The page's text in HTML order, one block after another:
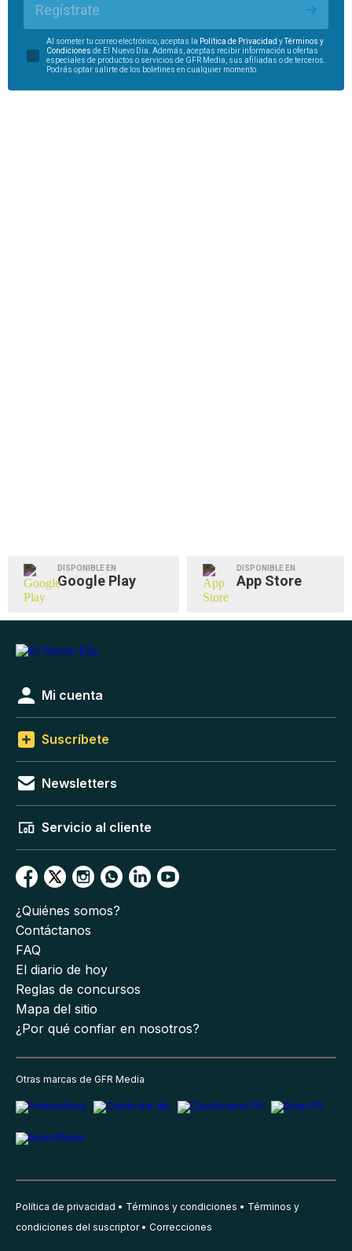
Regístrate
Al someter tu correo electrónico, aceptas la Política de Privacidad yTérminos y
Condiciones de El Nuevo Día. Además, aceptas recibir información u ofertas
especiales de productos o servicios de GFR Media, sus afiliadas o de terceros.
Podrás optar salirte de los boletines en cualquier momento.
DISPONIBLE EN
Google Play
DISPONIBLE EN
App Store
Mi cuenta
Suscríbete
Newsletters
Servicio al cliente
¿Quiénes somos?
Contáctanos
FAQ
El diario de hoy
Reglas de concursos
Mapa del sitio
¿Por qué confiar en nosotros?
Otras marcas de GFR Media
Política de privacidad Términos y condiciones
Términos y
condiciones del suscriptor
Correcciones